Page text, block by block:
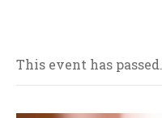
This event has passed.